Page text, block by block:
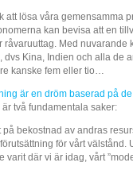
att lösa våra gemensamma
kan bevisa att en
Med nuvarande
Kina, Indien och alla de
kanske fem eller tio…
är en dröm baserad på de
två fundamentala saker:
på bekostnad av andras
för vårt
varit där vi är idag, vårt